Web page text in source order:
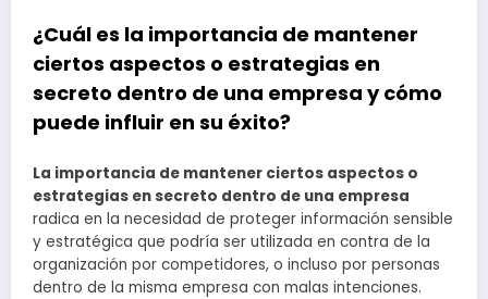
¿Cuál es la importancia de mantener
ciertos aspectos o estrategias en
secreto dentro de una empresa y cómo
puede influir en su éxito?
La importancia de mantener ciertos aspectos o
estrategias en secreto dentro de una empresa
radica en la necesidad de proteger información sensible
y estratégica que podría ser utilizada en contra de la
organización por competidores, o incluso por personas
dentro de la misma empresa con malas intenciones.